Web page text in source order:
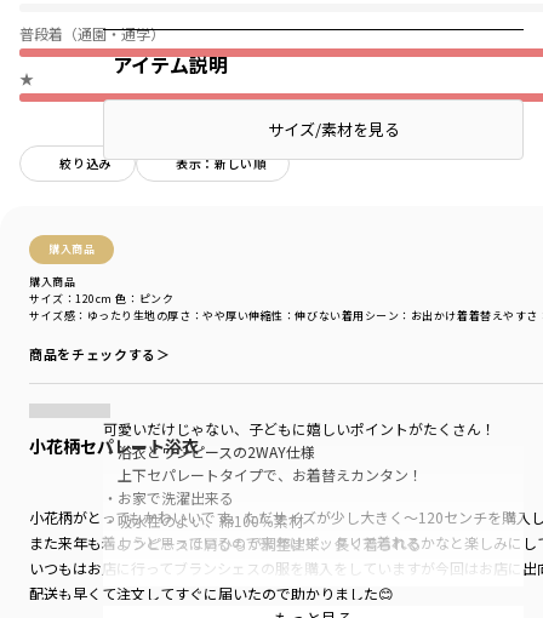
普段着（通園・通学）
★
絞り込み 表示：新しい順
購入商品
購入商品
サイズ感 ：ゆったり 生地の厚さ ：やや厚い伸縮性 ：伸びない着用シーン ：お出かけ着着替えやすさ
サイズ：120cm 色：ピンク
商品をチェックする＞
小花柄セパレート浴衣
小花柄がとってもかわいいです。ただサイズが少し大きく〜120センチを購
また来年も着ようと思っているので来年はピッタリで着れるかなと楽しみにし
いつもはお店に行ってブランシェスの服を購入をしていますが今回はお店に
配送も早くて注文してすぐに届いたので助かりました😊
アイテム説明
サイズ/素材を見る
可愛いだけじゃない、子どもに嬉しいポイントがたくさん！
・浴衣とワンピースの2WAY仕様
上下セパレートタイプで、お着替えカンタン！
・お家で洗濯出来る
・吸水性のよい、綿100％素材
・ワンピースは肩ひもが調整出来、長く着られる
-----